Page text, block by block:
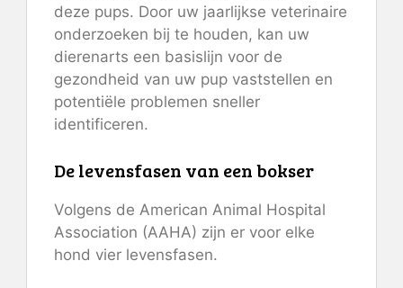
deze pups. Door uw jaarlijkse veterinaire
onderzoeken bij te houden, kan uw
dierenarts een basislijn voor de
gezondheid van uw pup vaststellen en
potentiële problemen sneller
identificeren.
De levensfasen van een bokser
Volgens de American Animal Hospital
Association (AAHA) zijn er voor elke
hond vier levensfasen.